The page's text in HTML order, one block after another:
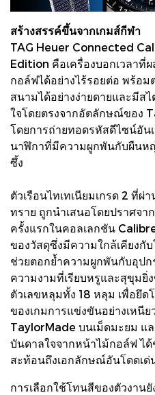
สร้างสรรค์ขึ้นจากเกมส์กีฬา
TAG Heuer Connected
Edition คือเครื่องบอกเวลาที่
กอล์ฟได้อย่างไร้รอยต่อ พร้อ
สนามได้อย่างง่ายดายและมีส
ใจโดยตรงจากอัตลักษณ์ของ
โดยการถ่ายทอดรหัสดีไซน์อั
นาฬิกาที่มีความผูกพันกับผืนห
ซึ้ง
ตัวเรือนไทเทเนียมเกรด 2 ที่
ทราย ถูกนำเสนอโดยปราศจา
ครั้งแรกในคอลเลกชัน
ของวัสดุซึ่งมีความใกล้เคียงกั
ช่วยตอกย้ำความผูกพันกับอุป
ความงามที่เรียบหรูและสุขุม
ตัวเลขหลุมทั้ง 18 หลุม เพื่อยึด
ของเกมการแข่งขันอย่างเหนี
TaylorMade บนเม็ดมะยม แ
บันดาลใจจากหน้าไม้กอล์ฟ ไ
สะท้อนถึงเอกลักษณ์อันโดดเด่
การเลือกใช้โทนสีของตัวงาน